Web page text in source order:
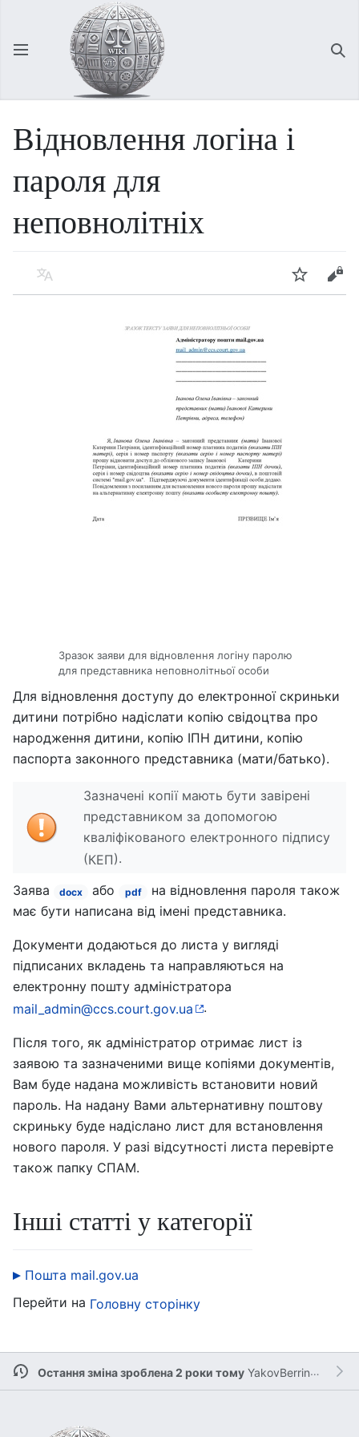
Відкрити головне меню
Відновлення логіна і
пароля для
неповнолітніх
Мова Спостерігати Редагувати
Зразок заяви для відновлення логіну паролю
для представника неповнолітньої особи
Для відновлення доступу до електронної скриньки
дитини потрібно надіслати копію свідоцтва про
народження дитини, копію ІПН дитини, копію
паспорта законного представника (мати/батько).
Зазначені копії мають бути завірені
представником за допомогою
кваліфікованого електронного підпису
(КЕП).
Заява
docx або pdf
на відновлення пароля також
має бути написана від імені представника.
Документи додаються до листа у вигляді
підписаних вкладень та направляються на
електронну пошту адміністратора
mail_admin@ccs.court.gov.ua
.
Після того, як адміністратор отримає лист із
заявою та зазначеними вище копіями документів,
Вам буде надана можливість встановити новий
пароль. На надану Вами альтернативну поштову
скриньку буде надіслано лист для встановлення
нового пароля. У разі відсутності листа перевірте
також папку СПАМ.
Інші статті у категорії
Пошта mail.gov.ua
Перейти на Головну сторінку
Остання зміна зроблена 2 роки тому YakovBerringer